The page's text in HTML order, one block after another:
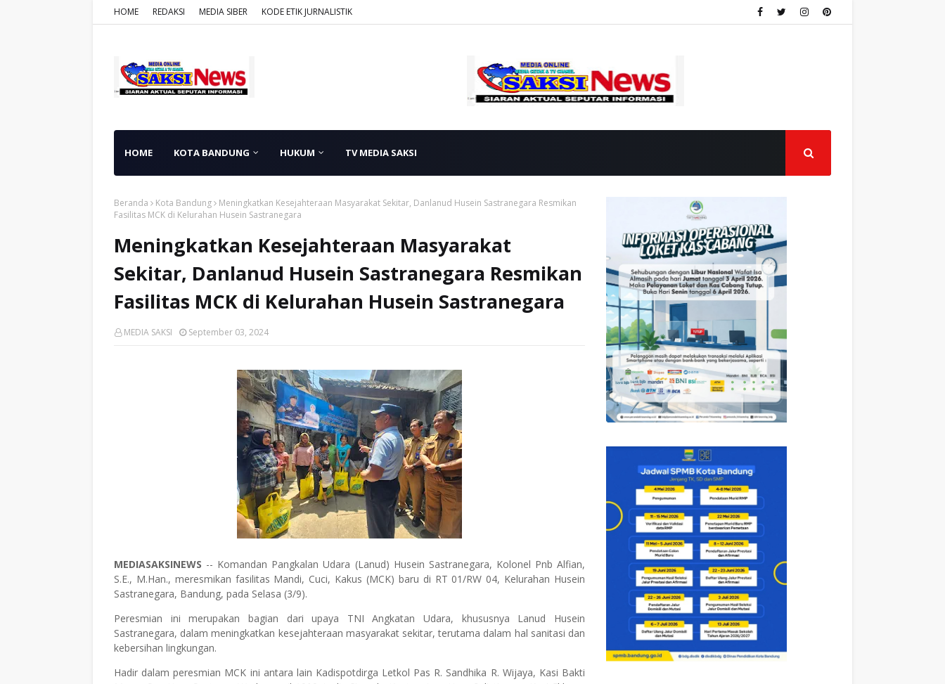
HOME REDAKSI MEDIA SIBER KODE ETIK JURNALISTIK
HOME KOTA BANDUNG HUKUM TV MEDIA SAKSI
Beranda Kota Bandung
Meningkatkan Kesejahteraan Masyarakat Sekitar, Danlanud Husein Sastranegara Resmikan
Fasilitas MCK di Kelurahan Husein Sastranegara
Meningkatkan Kesejahteraan Masyarakat
Sekitar, Danlanud Husein Sastranegara Resmikan
Fasilitas MCK di Kelurahan Husein Sastranegara
MEDIA SAKSI September 03, 2024
MEDIASAKSINEWS -- Komandan Pangkalan Udara (Lanud) Husein Sastranegara, Kolonel Pnb Alfian,
S.E., M.Han., meresmikan fasilitas Mandi, Cuci, Kakus (MCK) baru di RT 01/RW 04, Kelurahan Husein
Sastranegara, Bandung, pada Selasa (3/9).
Peresmian ini merupakan bagian dari upaya TNI Angkatan Udara, khususnya Lanud Husein
Sastranegara, dalam meningkatkan kesejahteraan masyarakat sekitar, terutama dalam hal sanitasi dan
kebersihan lingkungan.
Hadir dalam peresmian MCK ini antara lain Kadispotdirga Letkol Pas R. Sandhika R. Wijaya, Kasi Bakti